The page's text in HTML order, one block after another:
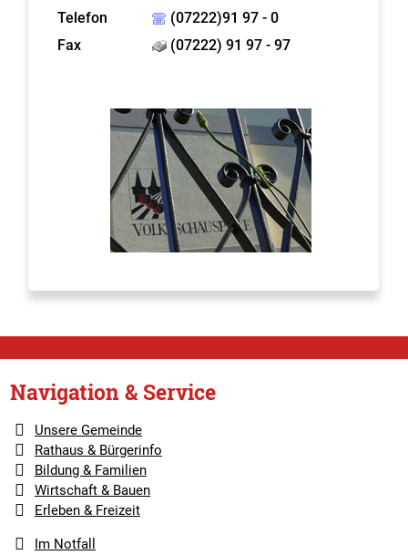
Telefon
(07222)91 97 - 0
Fax
(07222) 91 97 - 97
Navigation & Service
Unsere Gemeinde
Rathaus & Bürgerinfo
Bildung & Familien
Wirtschaft & Bauen
Erleben & Freizeit
Im Notfall